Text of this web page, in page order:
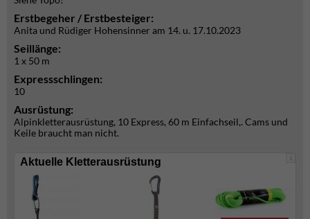
Erstbegeher / Erstbesteiger:
Anita und Rüdiger Hohensinner am 14. u. 17.10.2023
Seillänge:
1 x 50 m
Expressschlingen:
10
Ausrüstung:
Alpinkletterausrüstung, 10 Express, 60 m Einfachseil,. Cams und
Keile braucht man nicht.
i
Aktuelle Kletterausrüstung